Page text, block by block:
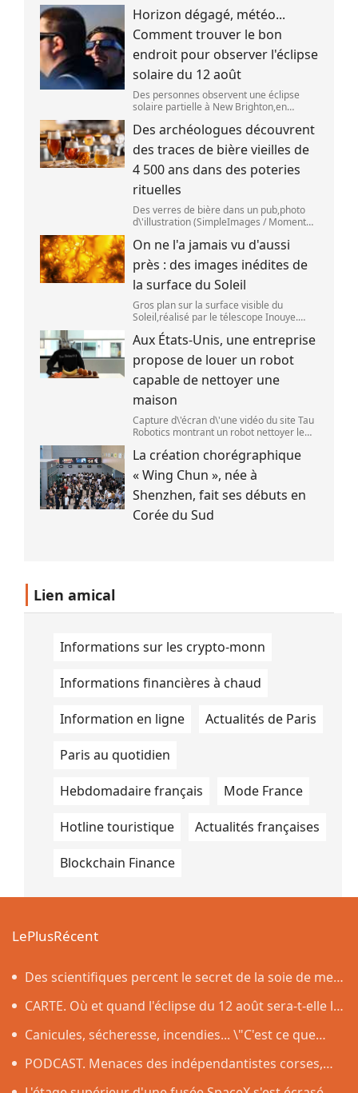
que l\'étage supérieur d\'une fusée de
SpaceX s\'est bien écrasé sur la Lune,le 5
aoû
Horizon dégagé, météo...
Comment trouver le bon
endroit pour observer l'éclipse
solaire du 12 août
Des personnes observent une éclipse
solaire partielle à New Brighton,en
(SANKA VIDANAGAMA )
Des archéologues découvrent
des traces de bière vieilles de
4 500 ans dans des poteries
rituelles
Des verres de bière dans un pub,photo
d\'illustration (SimpleImages / Moment
alcoolisée du monde. Les premières
traces de bière ont été retrouvées ch
On ne l'a jamais vu d'aussi
près : des images inédites de
la surface du Soleil
Gros plan sur la surface visible du
Soleil,réalisé par le télescope Inouye.
(NSF/NSO/AURA/MPS) Certains se
préparent peut-être à photographier le
mieux possible l\'éclipse solaire,prévue le
1
Aux États-Unis, une entreprise
propose de louer un robot
capable de nettoyer une
maison
Capture d\'écran d\'une vidéo du site Tau
Robotics montrant un robot nettoyer le
Robotics)
La création chorégraphique
« Wing Chun », née à
Shenzhen, fait ses débuts en
Corée du Sud
Lien amical
Informations sur les crypto-monn
Informations financières à chaud
Information en ligne Actualités de Paris
Paris au quotidien
Hebdomadaire français Mode France
Hotline touristique Actualités françaises
Blockchain Finance
LePlusRécent
Des scientifiques percent le secret de la soie de mer,
le tissu qui a inspiré la légende de la toison d'or
CARTE. Où et quand l'éclipse du 12 août sera-t-elle la
plus impressionnante dans l'Hexagone ?
Canicules, sécheresse, incendies... \"C'est ce que
nous avions prévu\
PODCAST. Menaces des indépendantistes corses,